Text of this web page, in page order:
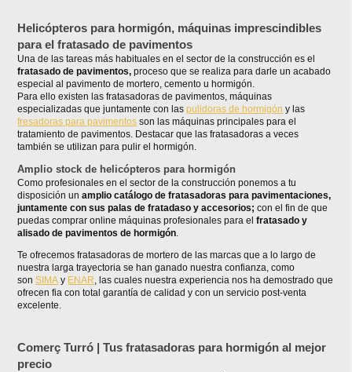
Helicópteros para hormigón, máquinas imprescindibles
para el fratasado de pavimentos
Una de las tareas más habituales en el sector de la construcción es el
fratasado de pavimentos,proceso que se realiza para darle un acabado
especial al pavimento de mortero, cemento u hormigón.
Para ello existen las fratasadoras de pavimentos, máquinas
especializadas que juntamente con laspulidoras de hormigón y las
fresadoras para pavimentos son las máquinas principales para el
tratamiento de pavimentos. Destacar que las fratasadoras a veces
también se utilizan para pulir el hormigón.
Amplio stock de helicópteros para hormigón
Como profesionales en el sector de la construcción ponemos a tu
disposición unamplio catálogo de fratasadoras para pavimentaciones,
juntamente con sus palas de fratadaso y accesorios; con el fin de que
puedas comprar online máquinas profesionales para elfratasado y
alisado de pavimentos de hormigón.
Te ofrecemos fratasadoras de mortero de las marcas que a lo largo de
nuestra larga trayectoria se han ganado nuestra confianza, como
sonSIMA y ENAR, las cuales nuestra experiencia nos ha demostrado que
ofrecen fia con total garantía de calidad y con un servicio post-venta
excelente.
Comerç Turró | Tus fratasadoras para hormigón al mejor
precio